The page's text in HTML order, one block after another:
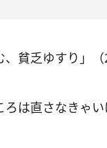
貧乏ゆすり」
ろは直さなきゃ